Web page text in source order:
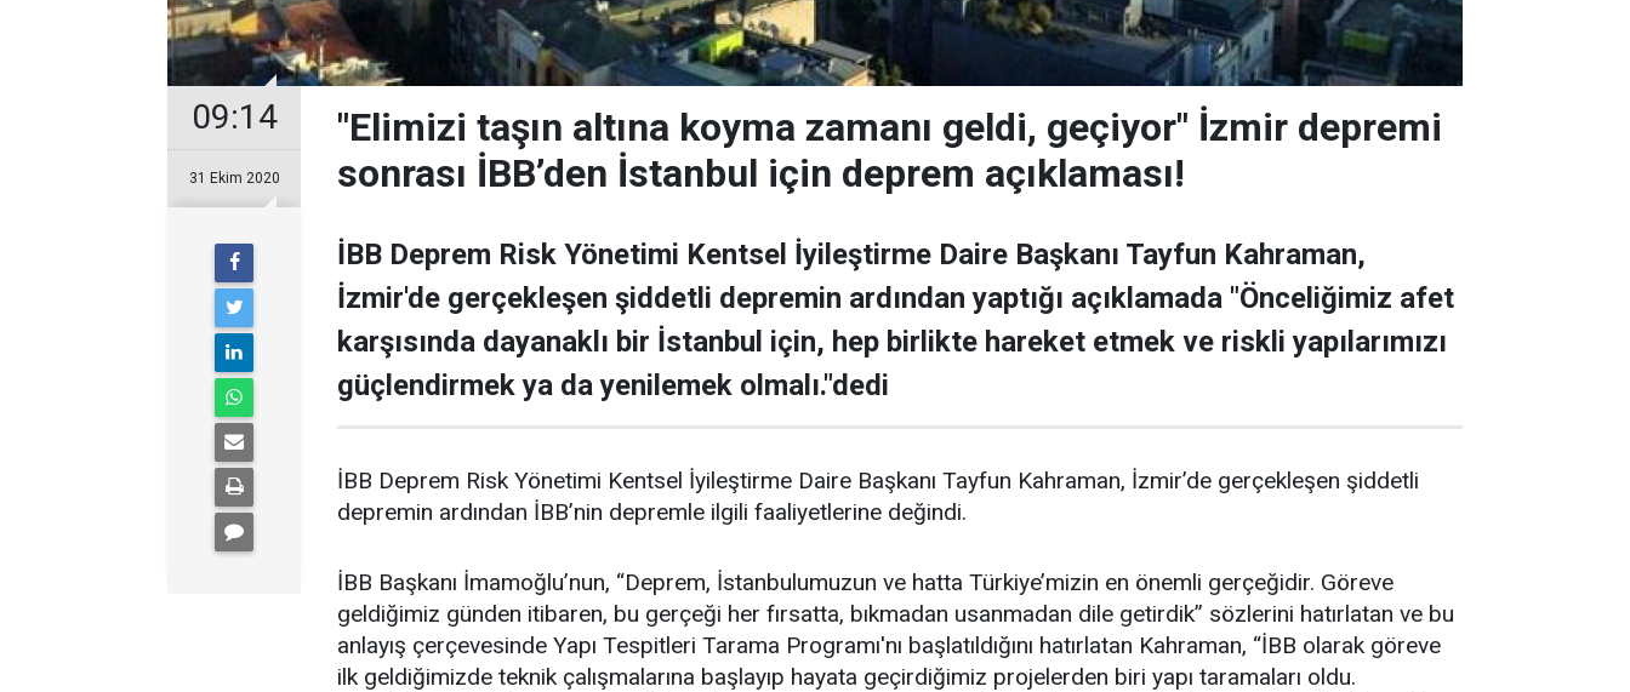
09:14
31 Ekim 2020
"Elimizi taşın altına koyma zamanı geldi, geçiyor" İzmir depremi
sonrası İBB’den İstanbul için deprem açıklaması!
İBB Deprem Risk Yönetimi Kentsel İyileştirme Daire Başkanı Tayfun Kahraman,
İzmir'de gerçekleşen şiddetli depremin ardından yaptığı açıklamada "Önceliğimiz afet
karşısında dayanaklı bir İstanbul için, hep birlikte hareket etmek ve riskli yapılarımızı
güçlendirmek ya da yenilemek olmalı."dedi
İBB Deprem Risk Yönetimi Kentsel İyileştirme Daire Başkanı Tayfun Kahraman, İzmir’de gerçekleşen şiddetli
depremin ardından İBB’nin depremle ilgili faaliyetlerine değindi.
İBB Başkanı İmamoğlu’nun, “Deprem, İstanbulumuzun ve hatta Türkiye’mizin en önemli gerçeğidir. Göreve
geldiğimiz günden itibaren, bu gerçeği her fırsatta, bıkmadan usanmadan dile getirdik” sözlerini hatırlatan ve bu
anlayış çerçevesinde Yapı Tespitleri Tarama Programı'nı başlatıldığını hatırlatan Kahraman, “İBB olarak göreve
ilk geldiğimizde teknik çalışmalarına başlayıp hayata geçirdiğimiz projelerden biri yapı taramaları oldu.